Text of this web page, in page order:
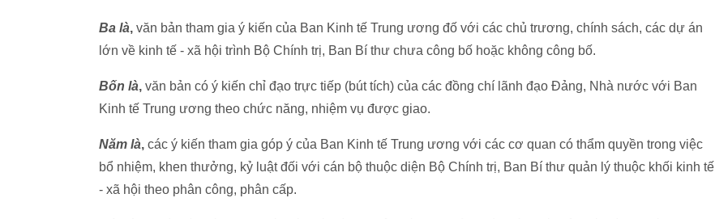
Ba là, văn bản tham gia ý kiến của Ban Kinh tế Trung ương đố với các chủ trương, chính sách, các dự án
lớn về kinh tế - xã hội trình Bộ Chính trị, Ban Bí thư chưa công bố hoặc không công bố.
Bốn là, văn bản có ý kiến chỉ đạo trực tiếp (bút tích) của các đồng chí lãnh đạo Đảng, Nhà nước với Ban
Kinh tế Trung ương theo chức năng, nhiệm vụ được giao.
Năm là, các ý kiến tham gia góp ý của Ban Kinh tế Trung ương với các cơ quan có thẩm quyền trong việc
bổ nhiệm, khen thưởng, kỷ luật đối với cán bộ thuộc diện Bộ Chính trị, Ban Bí thư quản lý thuộc khối kinh tế
- xã hội theo phân công, phân cấp.